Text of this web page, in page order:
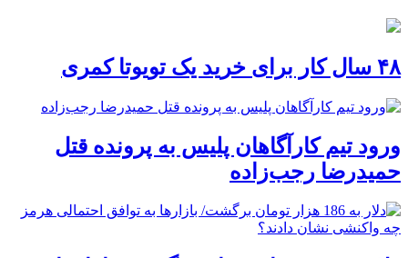
۴۸ سال کار برای خرید یک تویوتا کمری
ورود تیم کارآگاهان پلیس به پرونده قتل
حمیدرضا رجب‌زاده